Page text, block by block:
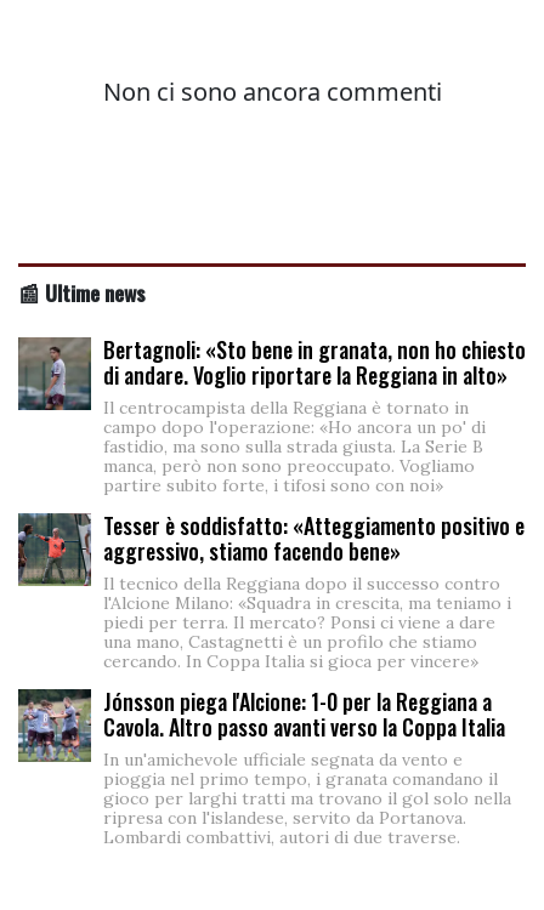
📰 Ultime news
Bertagnoli: «Sto bene in granata, non ho chiesto
di andare. Voglio riportare la Reggiana in alto»
Il centrocampista della Reggiana è tornato in
campo dopo l'operazione: «Ho ancora un po' di
fastidio, ma sono sulla strada giusta. La Serie B
manca, però non sono preoccupato. Vogliamo
partire subito forte, i tifosi sono con noi»
Tesser è soddisfatto: «Atteggiamento positivo e
aggressivo, stiamo facendo bene»
Il tecnico della Reggiana dopo il successo contro
l'Alcione Milano: «Squadra in crescita, ma teniamo i
piedi per terra. Il mercato? Ponsi ci viene a dare
una mano, Castagnetti è un profilo che stiamo
cercando. In Coppa Italia si gioca per vincere»
Jónsson piega l'Alcione: 1-0 per la Reggiana a
Cavola. Altro passo avanti verso la Coppa Italia
In un'amichevole ufficiale segnata da vento e
pioggia nel primo tempo, i granata comandano il
gioco per larghi tratti ma trovano il gol solo nella
ripresa con l'islandese, servito da Portanova.
Lombardi combattivi, autori di due traverse.